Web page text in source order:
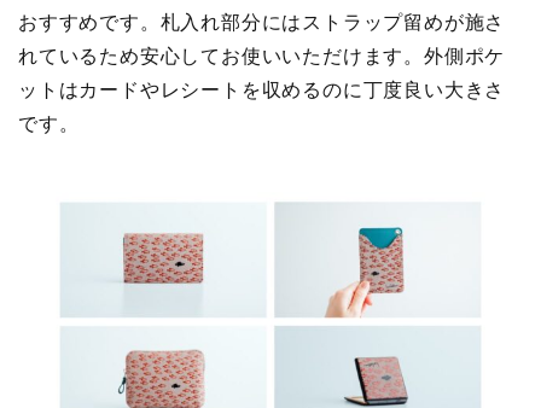
おすすめです。札入れ部分にはストラップ留めが施さ
れているため安心してお使いいただけます。外側ポケ
ットはカードやレシートを収めるのに丁度良い大きさ
です。